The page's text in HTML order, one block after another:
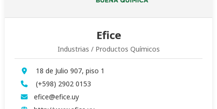
Efice
Industrias / Productos Químicos
18 de Julio 907, piso 1
(+598) 2902 0153
efice@efice.uy